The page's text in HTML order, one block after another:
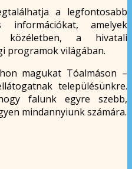
a legfontosabb
információkat, amelyek
közéletben, a hivatali
programok világában.
magukat Tóalmáson –
településünkre.
falunk egyre szebb,
mindannyiunk számára.